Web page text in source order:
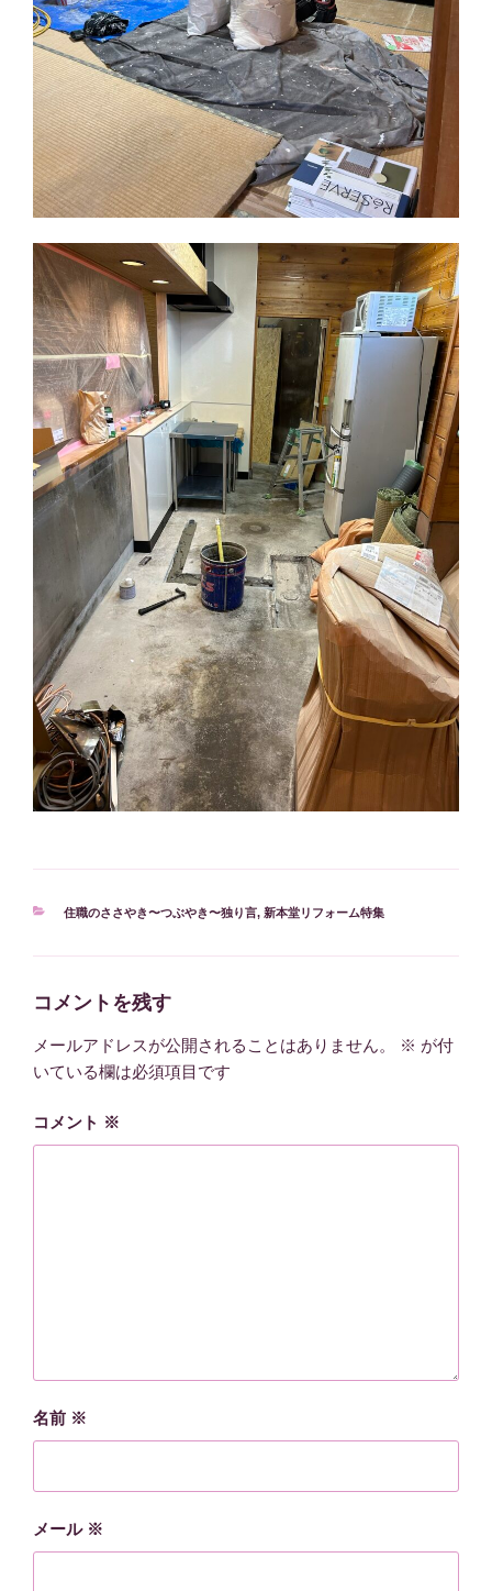
カ
ー
住職のささやき〜つぶやき〜独り言, 新本堂リフォーム特集
コメントを残す
メールアドレスが公開されることはありません。 ※ が付
いている欄は必須項目です
コメント ※
名前 ※
メール ※